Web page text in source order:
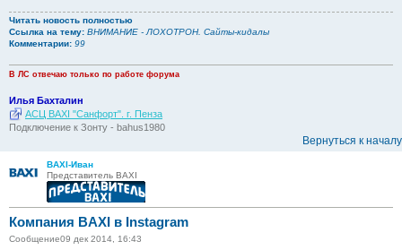
Читать новость полностью
Ссылка на тему: ВНИМАНИЕ - ЛОХОТРОН. Сайты-кидалы
Комментарии: 99
В ЛС отвечаю только по работе форума
Илья Бахталин
АСЦ BAXI "Санфорт". г. Пенза
Подключение к Зонту - bahus1980
Вернуться к началу
BAXI-Иван
Представитель BAXI
Компания BAXI в Instagram
Сообщение09 дек 2014, 16:43